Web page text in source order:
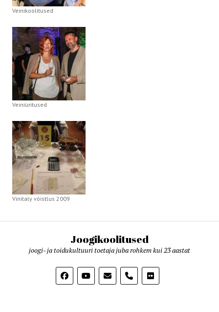
Veinikoolitused
Veiniüritused
Vinitaly võistlus 2009
Joogikoolitused
joogi- ja toidukultuuri toetaja juba rohkem kui 23 aastat
phone